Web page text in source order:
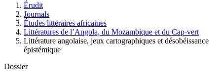
Érudit
Journals
Études littéraires africaines
Littératures de l’Angola, du Mozambique et du Cap-vert
Littérature angolaise, jeux cartographiques et désobéissance
épistémique
Dossier